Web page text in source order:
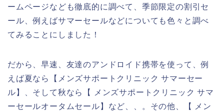
ームページなども徹底的に調べて、季節限定の割引セ
ール、例えばサマーセールなどについても色々と調べ
てみることにしました！
だから、早速、友達のアンドロイド携帯を使って、例
えば夏なら【メンズサポートクリニック サマーセー
ル】、そして秋なら【 メンズサポートクリニック サマ
ーセールオータムセール】など、、。その他、【 メン